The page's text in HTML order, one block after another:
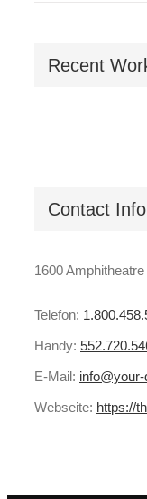
Recent
Contact Info
1600
Telefon:
Handy:
E-Mail:
Webseite: https://